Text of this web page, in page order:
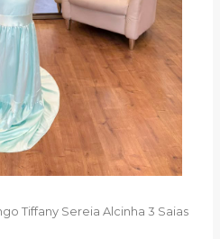
Tiffany Sereia Alcinha 3 Saias